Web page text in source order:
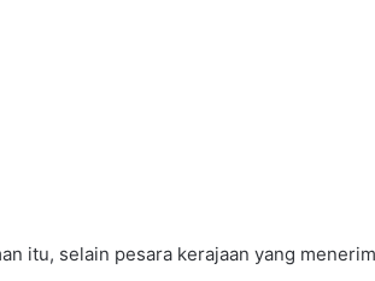
itu, selain pesara kerajaan yang